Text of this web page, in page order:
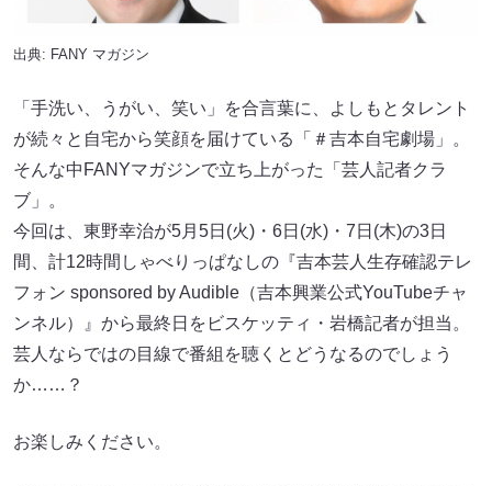
出典: FANY マガジン
「手洗い、うがい、笑い」を合言葉に、よしもとタレント
が続々と自宅から笑顔を届けている「＃吉本自宅劇場」。
そんな中FANYマガジンで立ち上がった「芸人記者クラ
ブ」。
今回は、東野幸治が5月5日(火)・6日(水)・7日(木)の3日
間、計12時間しゃべりっぱなしの『吉本芸人生存確認テレ
フォン sponsored by Audible（吉本興業公式YouTubeチャ
ンネル）』から最終日をビスケッティ・岩橋記者が担当。
芸人ならではの目線で番組を聴くとどうなるのでしょう
か……？
お楽しみください。